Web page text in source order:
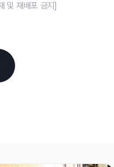
및 재배포 금지]